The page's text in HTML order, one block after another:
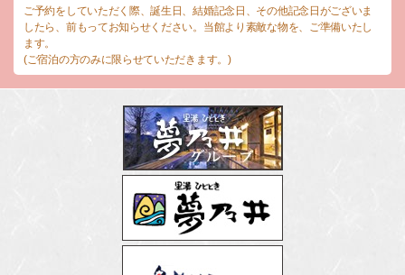
ご予約をしていただく際、誕生日、結婚記念日、その他記念日がございま
したら、前もってお知らせください。当館より素敵な物を、ご準備いたし
ます。
(ご宿泊の方のみに限らせていただきます。)